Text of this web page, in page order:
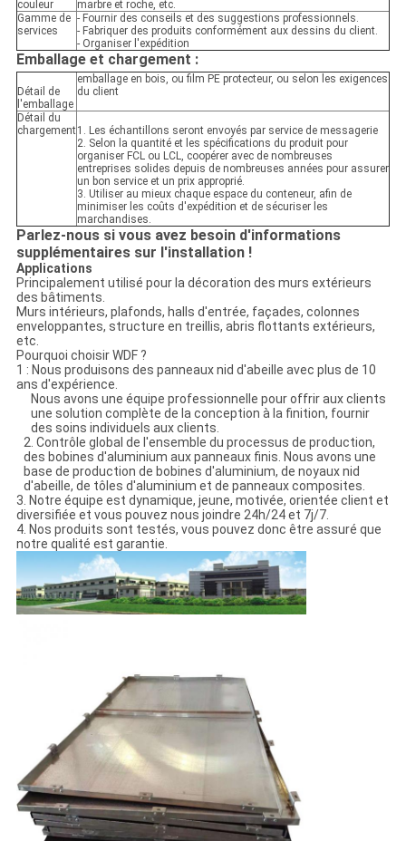
couleur
marbre et roche, etc.
Gamme de
services
- Fournir des conseils et des suggestions professionnels.
- Fabriquer des produits conformément aux dessins du client.
- Organiser l'expédition
Emballage et chargement :
Détail de
l'emballage
emballage en bois, ou film PE protecteur, ou selon les exigences
du client
Détail du
chargement1. Les échantillons seront envoyés par service de messagerie
2. Selon la quantité et les spécifications du produit pour
organiser FCL ou LCL, coopérer avec de nombreuses
entreprises solides depuis de nombreuses années pour assurer
un bon service et un prix approprié.
3. Utiliser au mieux chaque espace du conteneur, afin de
minimiser les coûts d'expédition et de sécuriser les
marchandises.
Parlez-nous si vous avez besoin d'informations
supplémentaires sur l'installation !
Applications
Principalement utilisé pour la décoration des murs extérieurs
des bâtiments.
Murs intérieurs, plafonds, halls d'entrée, façades, colonnes
enveloppantes, structure en treillis, abris flottants extérieurs,
etc.
Pourquoi choisir WDF ?
1 : Nous produisons des panneaux nid d'abeille avec plus de 10
ans d'expérience.
Nous avons une équipe professionnelle pour offrir aux clients
une solution complète de la conception à la finition, fournir
des soins individuels aux clients.
2. Contrôle global de l'ensemble du processus de production,
des bobines d'aluminium aux panneaux finis. Nous avons une
base de production de bobines d'aluminium, de noyaux nid
d'abeille, de tôles d'aluminium et de panneaux composites.
3. Notre équipe est dynamique, jeune, motivée, orientée client et
diversifiée et vous pouvez nous joindre 24h/24 et 7j/7.
4. Nos produits sont testés, vous pouvez donc être assuré que
notre qualité est garantie.